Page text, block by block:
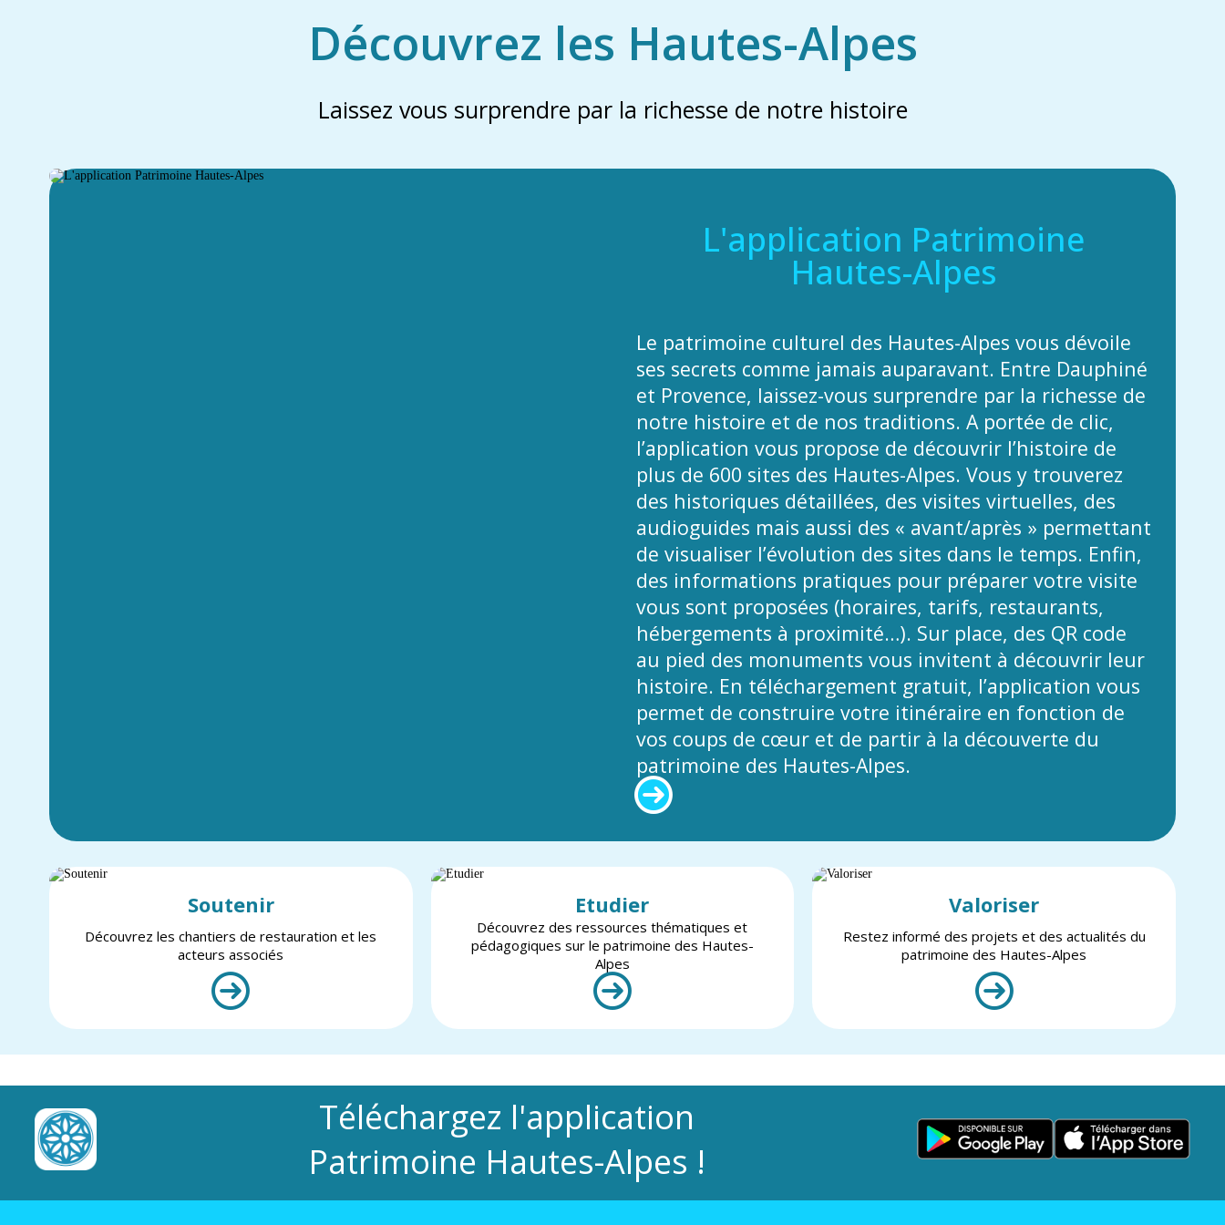
Découvrez les Hautes-Alpes
Laissez vous surprendre par la richesse de notre histoire
L'application Patrimoine
Hautes-Alpes
Le patrimoine culturel des Hautes-Alpes vous dévoile
ses secrets comme jamais auparavant. Entre Dauphiné
et Provence, laissez-vous surprendre par la richesse de
notre histoire et de nos traditions. A portée de clic,
l’application vous propose de découvrir l’histoire de
plus de 600 sites des Hautes-Alpes. Vous y trouverez
des historiques détaillées, des visites virtuelles, des
audioguides mais aussi des « avant/après » permettant
de visualiser l’évolution des sites dans le temps. Enfin,
des informations pratiques pour préparer votre visite
vous sont proposées (horaires, tarifs, restaurants,
hébergements à proximité…). Sur place, des QR code
au pied des monuments vous invitent à découvrir leur
histoire. En téléchargement gratuit, l’application vous
permet de construire votre itinéraire en fonction de
vos coups de cœur et de partir à la découverte du
patrimoine des Hautes-Alpes.
Soutenir
Découvrez les chantiers de restauration et les
acteurs associés
Etudier
Découvrez des ressources thématiques et
pédagogiques sur le patrimoine des Hautes-
Alpes
Valoriser
Restez informé des projets et des actualités du
patrimoine des Hautes-Alpes
Téléchargez l'application
Patrimoine Hautes-Alpes !